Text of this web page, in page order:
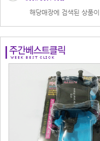
해당매장에 검색된 상품